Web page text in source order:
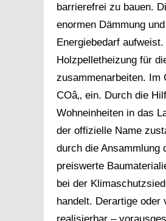
barrierefrei zu bauen.
enormen Dämmung
Energiebedarf
Holzpelletheizung für
zusammenarbeiten. Im
COâ‚‚ ein. Durch die
Wohneinheiten in das
der offizielle Name
durch die Ansammlung
preiswerte
bei der
handelt. Derartige